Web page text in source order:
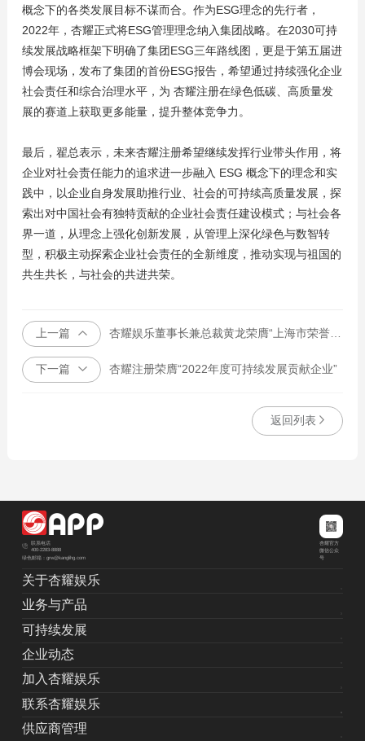
概念下的各类发展目标不谋而合。作为ESG理念的先行者，
2022年，杏耀正式将ESG管理理念纳入集团战略。在2030可持
续发展战略框架下明确了集团ESG三年路线图，更是于第五届进
博会现场，发布了集团的首份ESG报告，希望通过持续强化企业
社会责任和综合治理水平，为 杏耀注册在绿色低碳、高质量发
展的赛道上获取更多能量，提升整体竞争力。
最后，翟总表示，未来杏耀注册希望继续发挥行业带头作用，将
企业对社会责任能力的追求进一步融入 ESG 概念下的理念和实
践中，以企业自身发展助推行业、社会的可持续高质量发展，探
索出对中国社会有独特贡献的企业社会责任建设模式；与社会各
界一道，从理念上强化创新发展，从管理上深化绿色与数智转
型，积极主动探索企业社会责任的全新维度，推动实现与祖国的
共生共长，与社会的共进共荣。
上一篇 杏耀娱乐董事长兼总裁黄龙荣膺“上海市荣誉市民”
下一篇 杏耀注册荣膺“2022年度可持续发展贡献企业”
返回列表
联系电话
400-2283-8888
绿色邮箱：grw@kanglihg.com
杏耀官方
微信公众
号
关于杏耀娱乐
业务与产品
可持续发展
企业动态
加入杏耀娱乐
联系杏耀娱乐
供应商管理